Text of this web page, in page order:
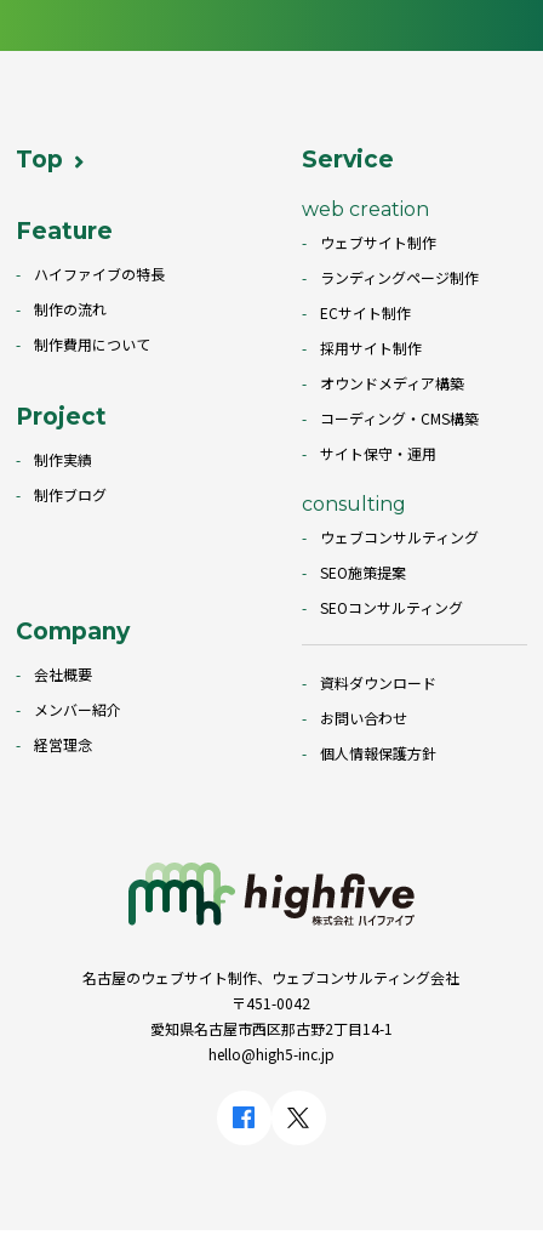
名古屋のウェブサイト制作、ウェブコンサルティング会社
〒451-0042
愛知県名古屋市西区那古野2丁目14-1
hello@high5-inc.jp
Top
Feature
ハイファイブの特長
制作の流れ
制作費用について
Project
制作実績
制作ブログ
Service
web creation
ウェブサイト制作
ランディングページ制作
ECサイト制作
採用サイト制作
オウンドメディア構築
コーディング・CMS構築
サイト保守・運用
consulting
ウェブコンサルティング
SEO施策提案
SEOコンサルティング
Company
会社概要
メンバー紹介
経営理念
資料ダウンロード
お問い合わせ
個人情報保護方針